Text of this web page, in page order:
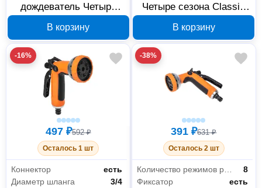
дождеватель Четыре
В корзину
Четыре сезона Classic
В корзину
-16%
497 ₽592 ₽
Осталось 1 шт
Коннектор
есть
Диаметр шланга
3/4
-38%
391 ₽631 ₽
Осталось 2 шт
Количество режимов распыления
8
Фиксатор
есть